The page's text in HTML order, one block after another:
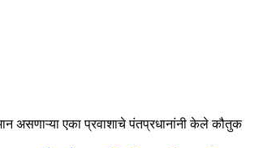
असणाऱ्या एका प्रवाशाचे पंतप्रधानांनी केले कौतुक